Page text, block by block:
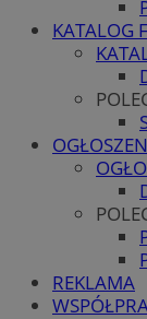
KATALOG
REKLAMA